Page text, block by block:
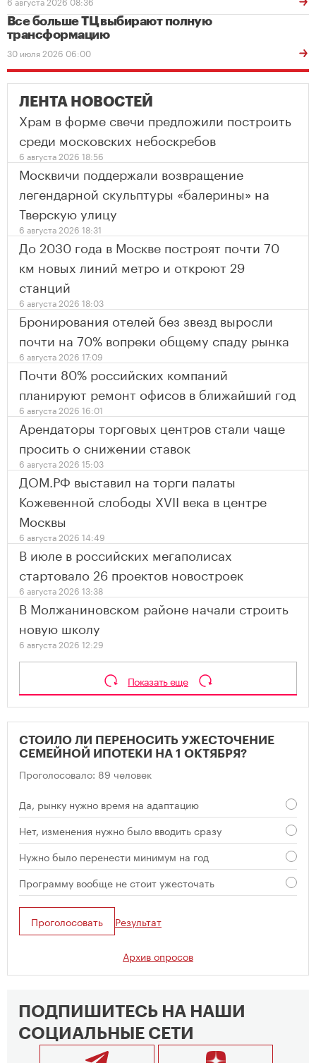
Все больше ТЦ выбирают полную
трансформацию
30 июля 2026 06:00
ЛЕНТА НОВОСТЕЙ
Храм в форме свечи предложили построить
среди московских небоскребов
6 августа 2026 18:56
Москвичи поддержали возвращение
легендарной скульптуры «балерины» на
Тверскую улицу
6 августа 2026 18:31
До 2030 года в Москве построят почти 70
км новых линий метро и откроют 29
станций
6 августа 2026 18:03
Бронирования отелей без звезд выросли
почти на 70% вопреки общему спаду рынка
6 августа 2026 17:09
Почти 80% российских компаний
планируют ремонт офисов в ближайший год
6 августа 2026 16:01
Арендаторы торговых центров стали чаще
просить о снижении ставок
6 августа 2026 15:03
ДОМ.РФ выставил на торги палаты
Кожевенной слободы XVII века в центре
Москвы
6 августа 2026 14:49
В июле в российских мегаполисах
стартовало 26 проектов новостроек
6 августа 2026 13:38
В Молжаниновском районе начали строить
новую школу
6 августа 2026 12:29
Показать еще
СТОИЛО ЛИ ПЕРЕНОСИТЬ УЖЕСТОЧЕНИЕ
СЕМЕЙНОЙ ИПОТЕКИ НА 1 ОКТЯБРЯ?
Проголосовало: 89 человек
Да, рынку нужно время на адаптацию
Нет, изменения нужно было вводить сразу
Нужно было перенести минимум на год
Программу вообще не стоит ужесточать
Проголосовать Результат
Архив опросов
ПОДПИШИТЕСЬ НА НАШИ
СОЦИАЛЬНЫЕ СЕТИ